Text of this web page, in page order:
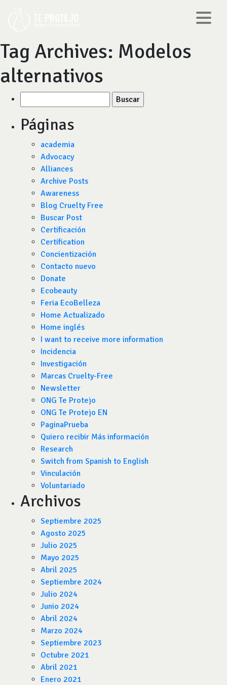
Tag Archives: Modelos
alternativos
por:
Páginas
academia
Advocacy
Alliances
Archive Posts
Awareness
Blog Cruelty Free
Buscar Post
Certificación
Certification
Concientización
Contacto nuevo
Donate
Ecobeauty
Feria EcoBelleza
Home Actualizado
Home inglés
I want to receive more information
Incidencia
Investigación
Marcas Cruelty-Free
Newsletter
ONG Te Protejo
ONG Te Protejo EN
PaginaPrueba
Quiero recibir Más información
Research
Switch from Spanish to English
Vinculación
Voluntariado
Archivos
Septiembre 2025
Agosto 2025
Julio 2025
Mayo 2025
Abril 2025
Septiembre 2024
Julio 2024
Junio 2024
Abril 2024
Marzo 2024
Septiembre 2023
Octubre 2021
Abril 2021
Enero 2021